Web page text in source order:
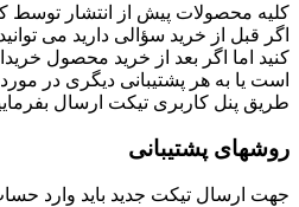
کلیه محصولات پیش از انتشار
اگر قبل از خرید سؤالی دارید می
کنید اما اگر بعد از خرید محصول
است یا به هر پشتیبانی دیگری در
طریق پنل کاربری تیکت ارسال
روشهای پشتیبانی
جهت ارسال تیکت جدید باید وارد